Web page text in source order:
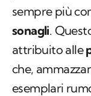
sempre più
sonagli.
attribuito alle
che,
esemplari